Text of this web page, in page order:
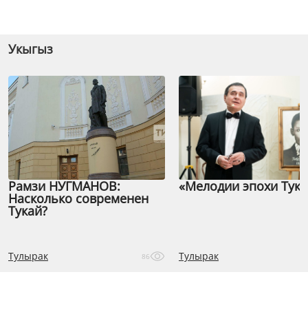
Укыгыз
Рамзи НУГМАНОВ:
Насколько современен
Тукай?
Тулырак 86
«Мелодии эпохи
Тулырак